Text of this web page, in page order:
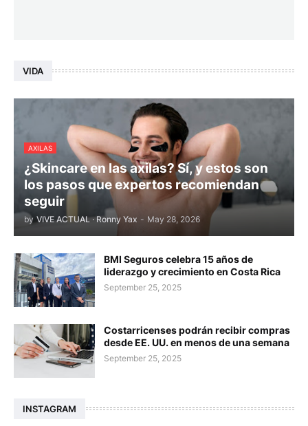
VIDA
AXILAS
¿Skincare en las axilas? Sí, y estos son
los pasos que expertos recomiendan
seguir
by VIVE ACTUAL · Ronny Yax - May 28, 2026
BMI Seguros celebra 15 años de
liderazgo y crecimiento en Costa Rica
September 25, 2025
Costarricenses podrán recibir compras
desde EE. UU. en menos de una semana
September 25, 2025
INSTAGRAM